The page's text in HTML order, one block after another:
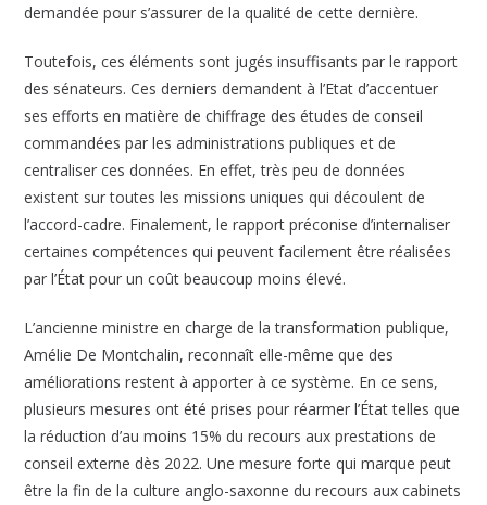
demandée pour s’assurer de la qualité de cette dernière.
Toutefois, ces éléments sont jugés insuffisants par le rapport
des sénateurs. Ces derniers demandent à l’Etat d’accentuer
ses efforts en matière de chiffrage des études de conseil
commandées par les administrations publiques et de
centraliser ces données. En effet, très peu de données
existent sur toutes les missions uniques qui découlent de
l’accord-cadre. Finalement, le rapport préconise d’internaliser
certaines compétences qui peuvent facilement être réalisées
par l’État pour un coût beaucoup moins élevé.
L’ancienne ministre en charge de la transformation publique,
Amélie De Montchalin, reconnaît elle-même que des
améliorations restent à apporter à ce système. En ce sens,
plusieurs mesures ont été prises pour réarmer l’État telles que
la réduction d’au moins 15% du recours aux prestations de
conseil externe dès 2022. Une mesure forte qui marque peut
être la fin de la culture anglo-saxonne du recours aux cabinets